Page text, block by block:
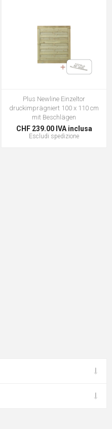
Plus Newline Einzeltor
druckimprägniert 100 x 110 cm
mit Beschlägen
CHF 239.00 IVA inclusa
Escludi spedizione